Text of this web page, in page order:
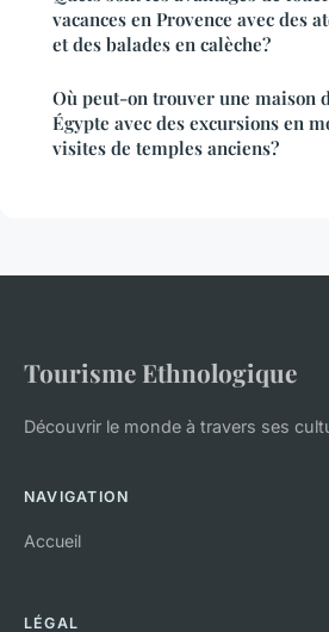
vacances en Provence avec des
et des balades en calèche?
Où peut-on trouver une maison
Égypte avec des excursions en
visites de temples anciens?
Tourisme Ethnologique
Découvrir le monde à travers ses
NAVIGATION
Accueil
LÉGAL